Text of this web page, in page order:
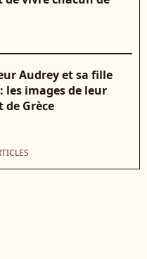
Audrey et sa fille
les images de leur
Grèce